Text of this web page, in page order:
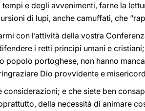
e degli avvenimenti, farne la
di lupi, anche camuffati, che
con l’attività della vostra
i retti principi umani e
popolo portoghese, non hanno
Dio provvidente e
e che siete ben
della necessità di animare